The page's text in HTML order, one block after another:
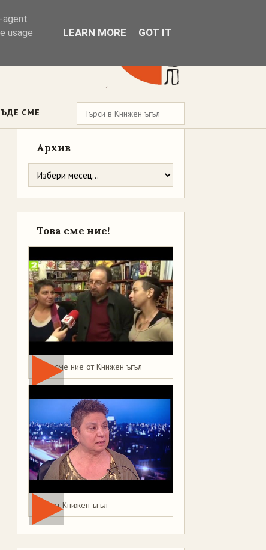
СМЕ
Архив
Това сме ние!
Това сме ние от Книжен ъгъл
Мая от Книжен ъгъл
agent
usage
LEARN MORE GOT IT